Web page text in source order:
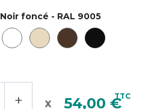
Noir foncé - RAL 9005
+ 54,00 €TTC